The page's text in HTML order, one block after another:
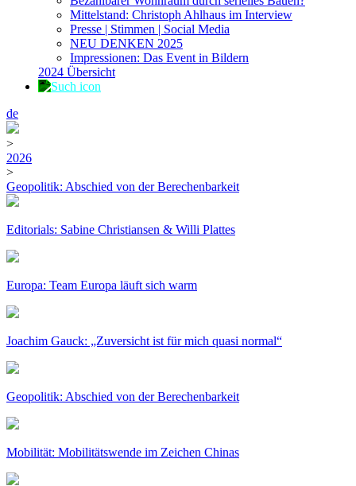
Mittelstand: Christoph Ahlhaus im Interview
Presse | Stimmen | Social Media
NEU DENKEN 2025
Impressionen: Das Event in Bildern
2024 Übersicht
de
>
2026
>
Geopolitik: Abschied von der Berechenbarkeit
Editorials: Sabine Christiansen & Willi Plattes
Europa: Team Europa läuft sich warm
Joachim Gauck: „Zuversicht ist für mich quasi normal“
Geopolitik: Abschied von der Berechenbarkeit
Mobilität: Mobilitätswende im Zeichen Chinas